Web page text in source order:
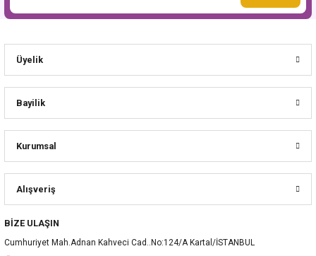
Üyelik
Bayilik
Kurumsal
Alışveriş
BİZE ULAŞIN
Cumhuriyet Mah.Adnan Kahveci Cad..No:124/A Kartal/İSTANBUL